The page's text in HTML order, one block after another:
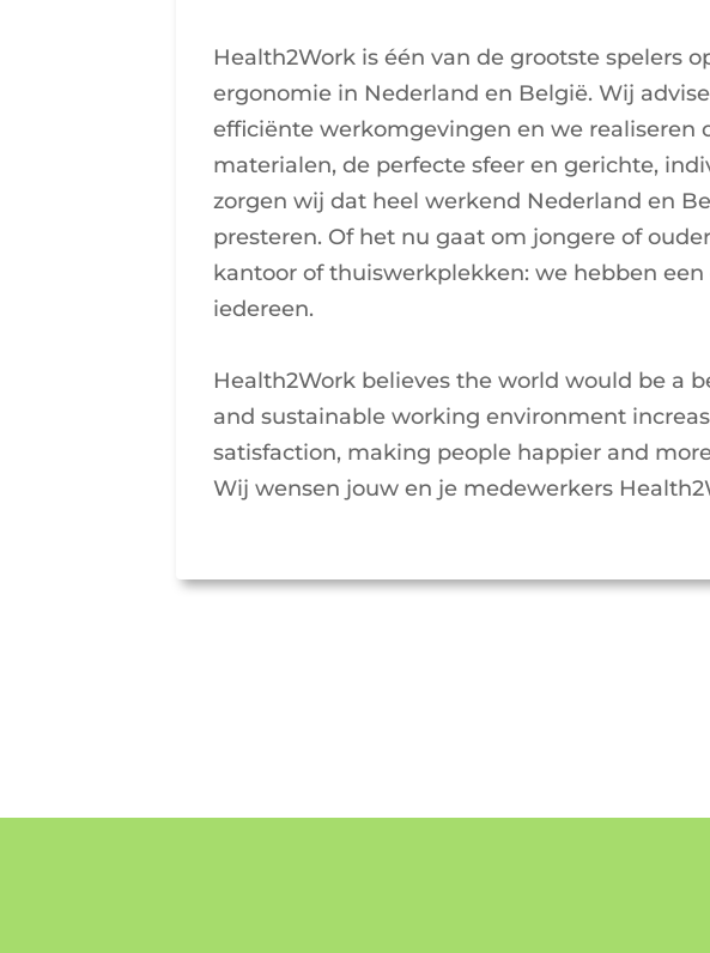
Health2Work is één van de grootste spelers
ergonomie in Nederland en België. Wij
efficiënte werkomgevingen en we realiseren
materialen, de perfecte sfeer en gerichte,
zorgen wij dat heel werkend Nederland en
presteren. Of het nu gaat om jongere of
kantoor of thuiswerkplekken: we hebben een
iedereen.
Health2Work believes the world would be a
and sustainable working environment
satisfaction, making people happier and
Wij wensen jouw en je medewerkers